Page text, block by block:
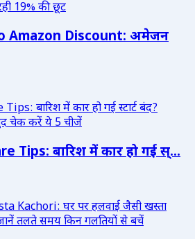
Amazon Discount: अमेजन
Tips: बारिश में कार हो गई स्...